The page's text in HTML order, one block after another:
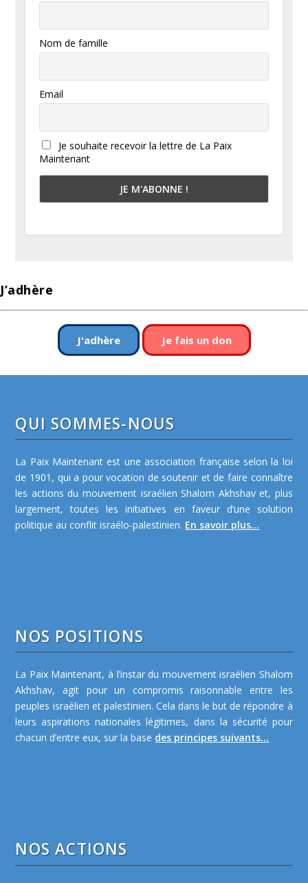
Nom de famille
Email
Je souhaite recevoir la lettre de La Paix
Maintenant
J’adhère
J'adhère Je fais un don
QUI SOMMES-NOUS
La Paix Maintenant est une association française selon la loi
de 1901, qui a pour vocation de soutenir et de faire connaître
les actions du mouvement israélien Shalom Akhshav et, plus
largement, toutes les initiatives en faveur d’une solution
politique au conflit israélo-palestinien. En savoir plus...
NOS POSITIONS
La Paix Maintenant, à l’instar du mouvement israélien Shalom
Akhshav, agit pour un compromis raisonnable entre les
peuples israélien et palestinien. Cela dans le but de répondre à
leurs aspirations nationales légitimes, dans la sécurité pour
chacun d’entre eux, sur la base des principes suivants...
NOS ACTIONS